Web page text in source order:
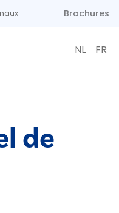
Brochures
NL FR
de